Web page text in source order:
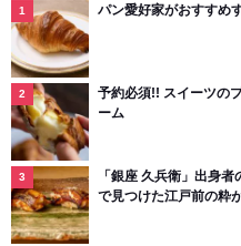
パン愛好家がおすすめ
予約必須!! スイーツの
ーム
「銀座 久兵衛」出身
で見つけた江戸前の粋